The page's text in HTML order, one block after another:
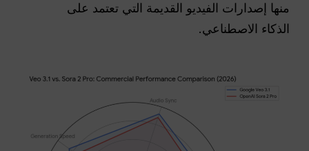
منها إصدارات الفيديو القديمة التي تعتمد على
الذكاء الاصطناعي.